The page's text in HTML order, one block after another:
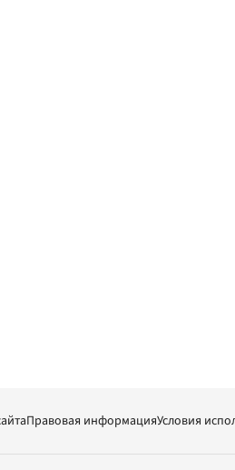
Правовая информацияУсловия